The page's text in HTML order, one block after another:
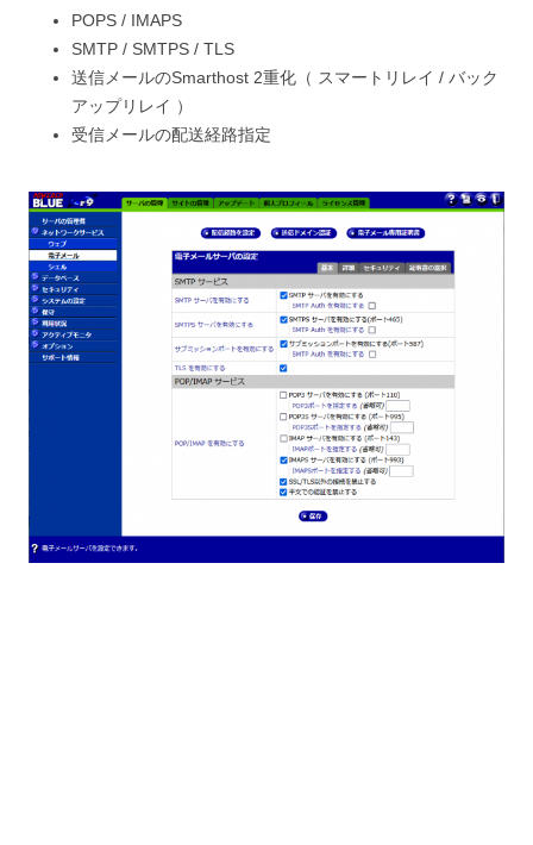
POPS / IMAPS
SMTP / SMTPS / TLS
送信メールのSmarthost 2重化（ スマートリレイ / バック
アップリレイ ）
受信メールの配送経路指定